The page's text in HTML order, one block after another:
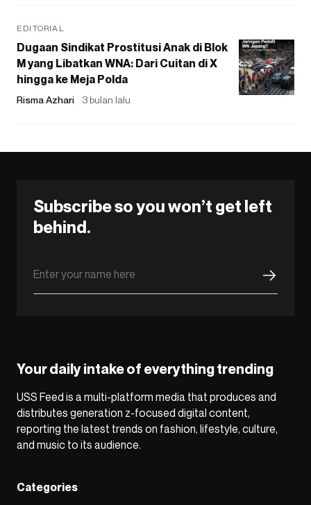
EDITORIAL
Dugaan Sindikat Prostitusi Anak di Blok
M yang Libatkan WNA: Dari Cuitan di X
hingga ke Meja Polda
Risma Azhari 3 bulan lalu
Subscribe so you won’t get left
behind.
Your daily intake of everything trending
USS Feed is a multi-platform media that produces and
distributes generation z-focused digital content,
reporting the latest trends on fashion, lifestyle, culture,
and music to its audience.
Categories